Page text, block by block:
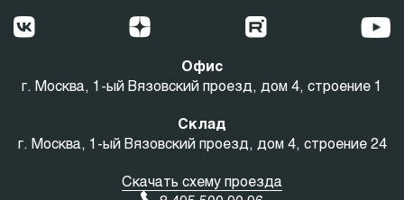
Офис
г. Москва, 1-ый Вязовский проезд, дом 4, строение 1
Склад
г. Москва, 1-ый Вязовский проезд, дом 4, строение 24
Скачать схему проезда